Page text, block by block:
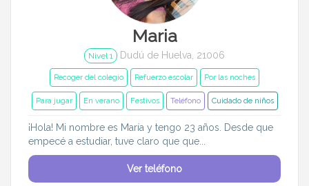
Maria
Nivel 1 Dudú de Huelva, 21006
Recoger del colegio Refuerzo escolar Por las noches
Para jugar En verano Festivos Teléfono Cuidado de niños
¡Hola! Mi nombre es María y tengo 23 años. Desde que
empecé a estudiar, tuve claro que que...
Ver teléfono